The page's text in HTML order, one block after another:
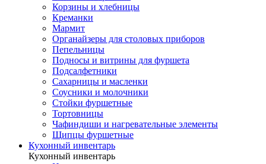
Корзины и хлебницы
Креманки
Мармит
Органайзеры для столовых приборов
Пепельницы
Подносы и витрины для фуршета
Подсалфетники
Сахарницы и масленки
Соусники и молочники
Стойки фуршетные
Тортовницы
Чафиндиши и нагревательные элементы
Щипцы фуршетные
Кухонный инвентарь
Кухонный инвентарь